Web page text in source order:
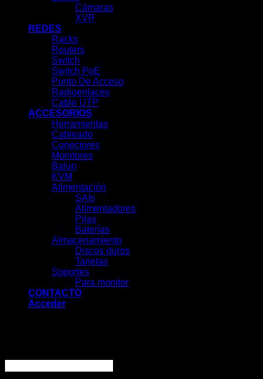
Cámaras
XVR
REDES
Racks
Routers
Switch
Switch PoE
Punto De Acceso
Radioenlaces
Cable UTP
ACCESORIOS
Herramientas
Cableado
Conectores
Monitores
Balun
KVM
Alimentación
SAIs
Alimentadores
Pilas
Baterías
Almacenamiento
Discos duros
Tarjetas
Soportes
Para monitor
CONTACTO
Acceder